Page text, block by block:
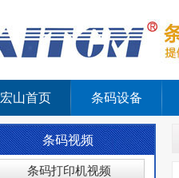
宏山首页 条码设备
条码视频
条码打印机视频